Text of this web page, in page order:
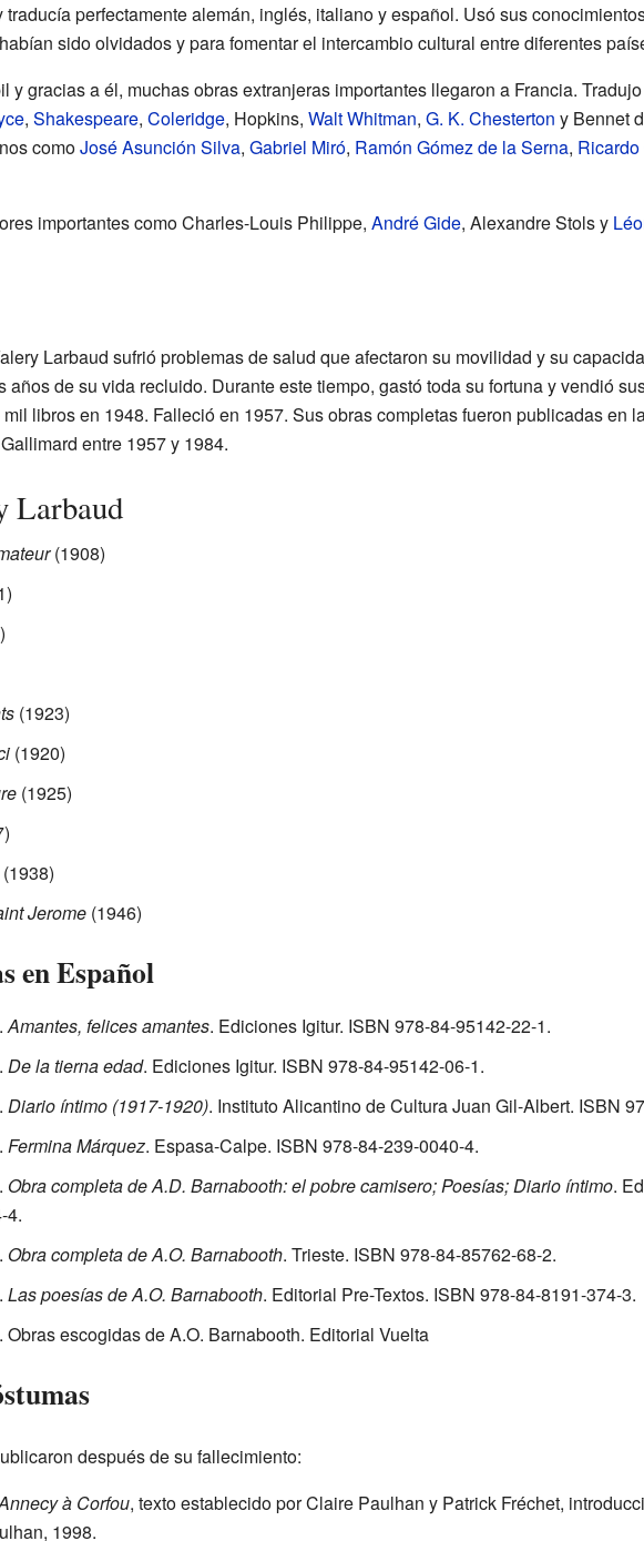
perfectamente alemán, inglés, italiano y español. Usó sus
sido olvidados y para fomentar el intercambio cultural entre diferentes
y gracias a él, muchas obras extranjeras importantes llegaron a Francia.
, Shakespeare, Coleridge, Hopkins, Walt Whitman, G. K. Chesterton y Bennet
comoJosé Asunción Silva, Gabriel Miró, Ramón Gómez de la Serna,
importantes como Charles-Louis Philippe, André Gide, Alexandre Stols y
Larbaud sufrió problemas de salud que afectaron su movilidad y su
años de su vida recluido. Durante este tiempo, gastó toda su fortuna y vendió
libros en 1948. Falleció en 1957. Sus obras completas fueron publicadas en
entre 1957 y 1984.
Larbaud
(1908)
(1923)
(1920)
(1925)
Jerome(1946)
en Español
Amantes, felices amantes. Ediciones Igitur. ISBN 978-84-95142-22-1.
De la tierna edad. Ediciones Igitur. ISBN 978-84-95142-06-1.
Diario íntimo (1917-1920). Instituto Alicantino de Cultura Juan Gil-Albert. ISBN
Fermina Márquez. Espasa-Calpe. ISBN 978-84-239-0040-4.
Obra completa de A.D. Barnabooth: el pobre camisero; Poesías; Diario íntimo.
4.
Obra completa de A.O. Barnabooth. Trieste. ISBN 978-84-85762-68-2.
Las poesías de A.O. Barnabooth. Editorial Pre-Textos. ISBN 978-84-8191-374-3.
Obras escogidas de A.O. Barnabooth. Editorial Vuelta
después de su fallecimiento:
à Corfou, texto establecido por Claire Paulhan y Patrick Fréchet,
1998.